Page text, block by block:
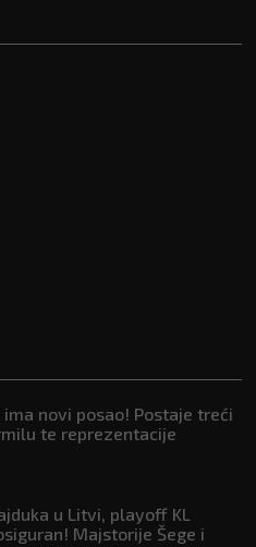
novi posao! Postaje treći
te reprezentacije
u Litvi, playoff KL
Majstorije Šege i